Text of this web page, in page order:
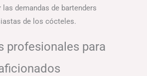
demandas de bartenders
de los cócteles.
profesionales para